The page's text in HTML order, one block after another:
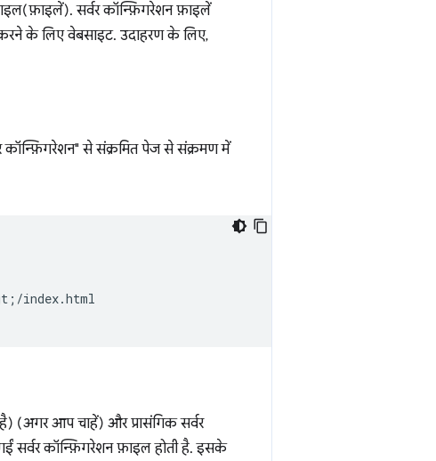
सर्वर कॉन्फ़िगरेशन फ़ाइलें
करने के लिए वेबसाइट. उदाहरण के लिए,
कॉन्फ़िगरेशन" से संक्रमित पेज से संक्रमण में
; /index.html
(अगर आप चाहें) और प्रासंगिक सर्वर
सर्वर कॉन्फ़िगरेशन फ़ाइल होती है. इसके